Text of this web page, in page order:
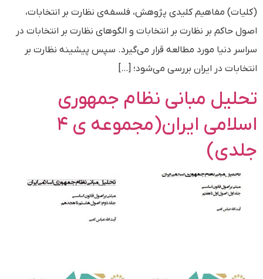
(کلیات) مفاهیم کلیدی پژوهش، فلسفه‌ی نظارت بر انتخابات،
اصول حاکم بر نظارت بر انتخابات و الگوهای نظارت بر انتخابات در
سراسر دنیا مورد مطالعه قرار می‌گیرد. سپس پیشینه‌ نظارت بر
انتخابات در ایران بررسی می‌شود؛ […]
تحلیل مبانی نظام جمهوری
اسلامی ایران(مجموعه ی ۴
جلدی)